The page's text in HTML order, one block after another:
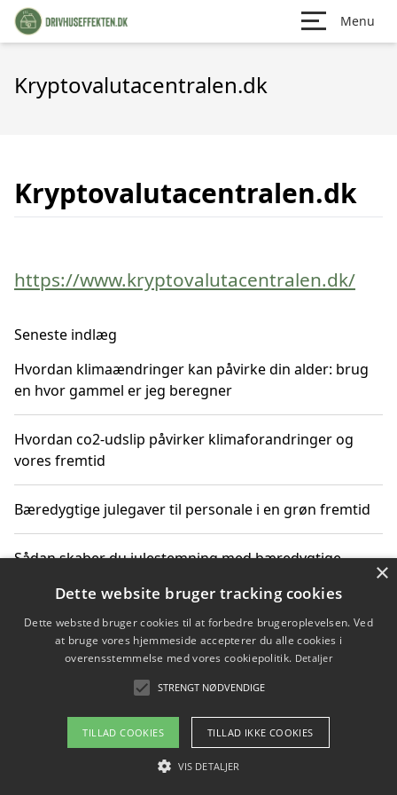
Menu
Kryptovalutacentralen.dk
Kryptovalutacentralen.dk
https://www.kryptovalutacentralen.dk/
Seneste indlæg
Hvordan klimaændringer kan påvirke din alder: brug
en hvor gammel er jeg beregner
Hvordan co2-udslip påvirker klimaforandringer og
vores fremtid
Bæredygtige julegaver til personale i en grøn fremtid
Sådan skaber du julestemning med bæredygtige
Sådan skaber du et bæredygtigt hjem med familien i
Copyright 2026 - Pilanto Aps
Om / kontakt
×
Dette website bruger tracking cookies
Dette websted bruger cookies til at forbedre brugeroplevelsen. Ved
at bruge vores hjemmeside accepterer du alle cookies i
overensstemmelse med vores cookiepolitik. Detaljer
STRENGT NØDVENDIGE
TILLAD COOKIES TILLAD IKKE COOKIES
VIS DETALJER